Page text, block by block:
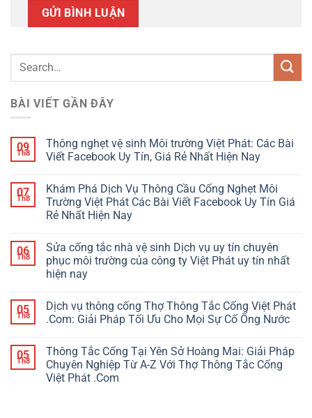
BÀI VIẾT GẦN ĐÂY
09
Th8
Thông nghẹt vệ sinh Môi trường Việt Phát: Các Bài
Viết Facebook Uy Tín, Giá Rẻ Nhất Hiện Nay
07
Th8
Khám Phá Dịch Vụ Thông Cầu Cống Nghẹt Môi
Trường Việt Phát Các Bài Viết Facebook Uy Tín Giá
Rẻ Nhất Hiện Nay
06
Th8
Sửa cống tắc nhà vệ sinh Dịch vụ uy tín chuyên
phục môi trường của công ty Việt Phát uy tín nhất
hiện nay
05
Th8
Dịch vụ thông cống Thợ Thông Tắc Cống Việt Phát
.Com: Giải Pháp Tối Ưu Cho Mọi Sự Cố Ống Nước
05
Th8
Thông Tắc Cống Tại Yên Sở Hoàng Mai: Giải Pháp
Chuyên Nghiệp Từ A-Z Với Thợ Thông Tắc Cống
Việt Phát .Com